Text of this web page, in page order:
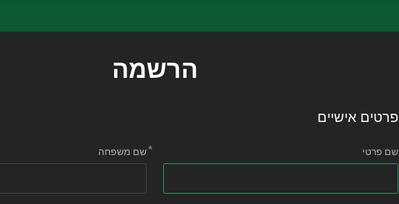
הרשמה
פרטים אישיים
שם פרטי שם משפחה